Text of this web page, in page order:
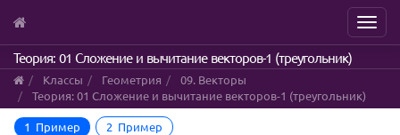
Skip
to
main
content
Menu
Теория: 01 Сложение и вычитание векторов-1 (треугольник)
Классы Геометрия
09. Векторы
Теория: 01 Сложение и вычитание векторов-1 (треугольник)
1 Пример 2 Пример